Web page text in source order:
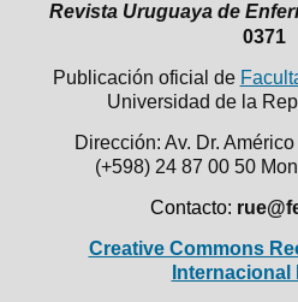
Revista Uruguaya de
0371
Publicación oficial de
Universidad de la
Dirección: Av. Dr.
(+598) 24 87 00 50
Contacto:
Creative Commons
Internacional